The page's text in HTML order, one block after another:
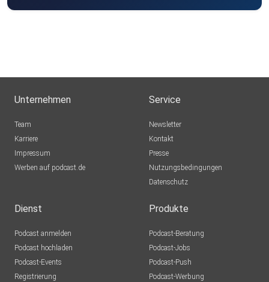
Unternehmen
Team
Karriere
Impressum
Werben auf podcast.de
Service
Newsletter
Kontakt
Presse
Nutzungsbedingungen
Datenschutz
Dienst
Podcast anmelden
Podcast hochladen
Podcast-Events
Registrierung
Produkte
Podcast-Beratung
Podcast-Jobs
Podcast-Push
Podcast-Werbung